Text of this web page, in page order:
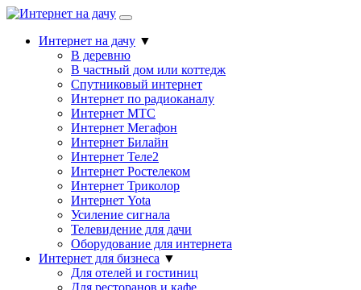
Интернет на дачу ▼
В деревню
В частный дом или коттедж
Спутниковый интернет
Интернет по радиоканалу
Интернет МТС
Интернет Мегафон
Интернет Билайн
Интернет Теле2
Интернет Ростелеком
Интернет Триколор
Интернет Yota
Усиление сигнала
Телевидение для дачи
Оборудование для интернета
Интернет для бизнеса ▼
Для отелей и гостиниц
Для ресторанов и кафе